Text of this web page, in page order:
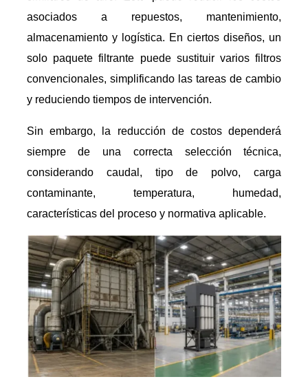
asociados a repuestos, mantenimiento,
almacenamiento y logística. En ciertos diseños, un
solo paquete filtrante puede sustituir varios filtros
convencionales, simplificando las tareas de cambio
y reduciendo tiempos de intervención.
Sin embargo, la reducción de costos dependerá
siempre de una correcta selección técnica,
considerando caudal, tipo de polvo, carga
contaminante, temperatura, humedad,
características del proceso y normativa aplicable.